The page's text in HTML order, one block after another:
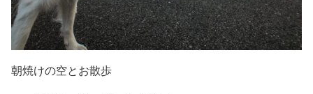
朝焼けの空とお散歩